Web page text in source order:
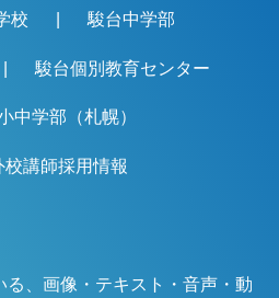
校 駿台中学部
駿台個別教育センター
中学部（札幌）
校講師採用情報
る、画像・テキスト・音声・動